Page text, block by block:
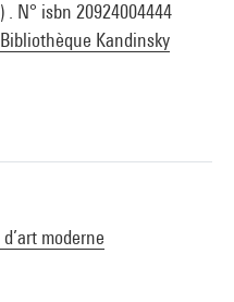
. N° isbn 20924004444
Kandinsky
moderne